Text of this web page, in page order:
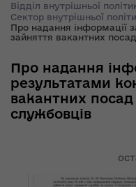
Відділ внутрішньої
Сектор внутрішньої
Про надання інформації
зайняття вакантних
Про надання
результатами
вакантних
службовців